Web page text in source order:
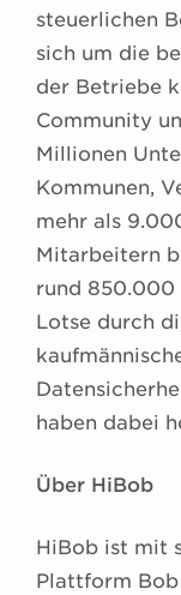
steuerlichen
sich um die
der Betriebe
Community
Millionen
Kommunen,
mehr als
Mitarbeitern
rund 850.000
Lotse durch
haben dabei
Über HiBob
HiBob ist mit
Plattform